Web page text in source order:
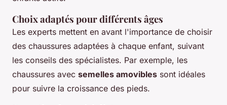
Choix adaptés pour différents âges
Les experts mettent en avant l'importance de choisir
des chaussures adaptées à chaque enfant, suivant
les conseils des spécialistes. Par exemple, les
chaussures avec semelles amovibles sont idéales
pour suivre la croissance des pieds.